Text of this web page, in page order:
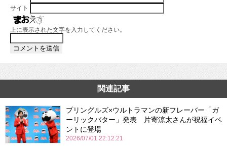
サイト
上に表示された文字を入力してください。
関連記事
プリングルズ×ウルトラマンの新フレーバー「ガ
ーリックバター」発表 片寄涼太さんが祝福イベ
ントに登場
2026/07/01 22:12:21